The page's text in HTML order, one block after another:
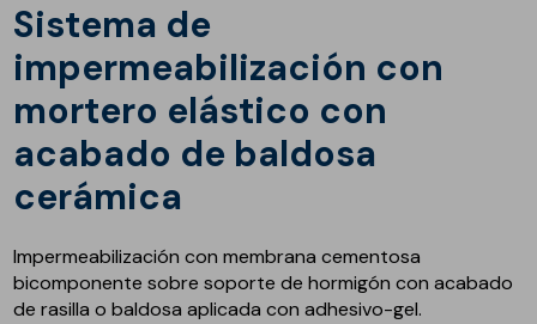
Sistema de
impermeabilización con
mortero elástico con
acabado de baldosa
cerámica
Impermeabilización con membrana cementosa
bicomponente sobre soporte de hormigón con acabado
de rasilla o baldosa aplicada con adhesivo-gel.